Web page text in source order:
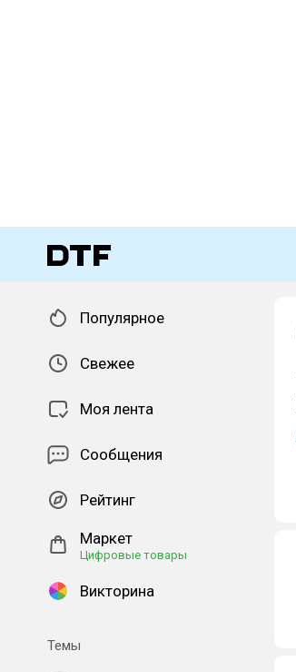
Популярное
Свежее
Моя лента
Сообщения
Рейтинг
Маркет
Цифровые товары
Викторина
Темы